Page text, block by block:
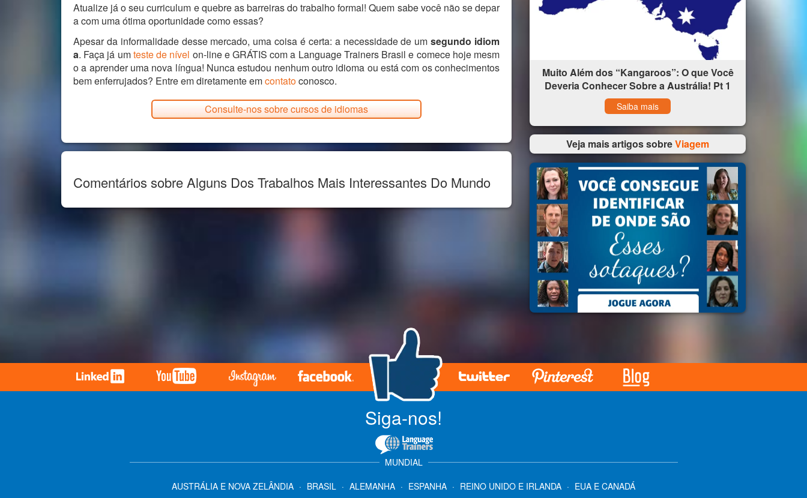
Atualize já o seu curriculum e quebre as barreiras do trabalho formal! Quem sabe você não se depar
a com uma ótima oportunidade como essas?
Apesar da informalidade desse mercado, uma coisa é certa: a necessidade de umsegundo idiom
a. Faça já umteste de nível on-line e GRÁTIS com a Language Trainers Brasil e comece hoje mesm
o a aprender uma nova língua! Nunca estudou nenhum outro idioma ou está com os conhecimentos
bem enferrujados? Entre em diretamente emcontatoconosco.
Consulte-nos sobre cursos de idiomas
Comentários sobre Alguns Dos Trabalhos Mais Interessantes Do Mundo
Muito Além dos “Kangaroos”: O que Você
Deveria Conhecer Sobre a Austrália! Pt 1
Saiba mais
Veja mais artigos sobreViagem
Siga-nos!
MUNDIAL
AUSTRÁLIA E NOVA ZELÂNDIA · BRASIL · ALEMANHA · ESPANHA · REINO UNIDO E IRLANDA · EUA E CANADÁ